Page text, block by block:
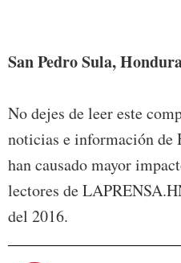
San Pedro Sula,
No dejes de leer este
noticias e información de
han causado mayor
lectores de
del 2016.